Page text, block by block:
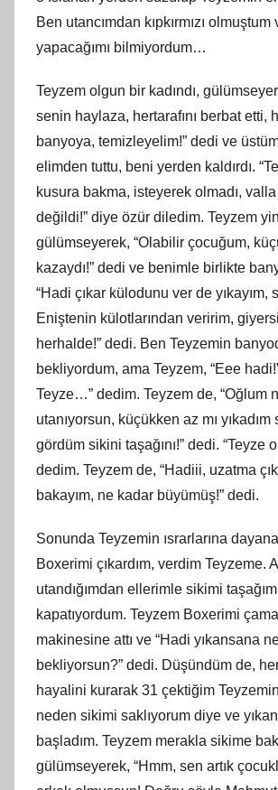
Ben utancımdan kıpkırmızı olmuştum
yapacağımı bilmiyordum…
Teyzem olgun bir kadındı,
senin haylaza, hertarafını berbat etti,
banyoya, temizleyelim!” dedi ve
elimden tuttu, beni yerden kaldırdı.
kusura bakma, isteyerek olmadı,
değildi!” diye özür diledim. Teyzem
gülümseyerek, “Olabilir çocuğum,
kazaydı!” dedi ve benimle birlikte
“Hadi çıkar külodunu ver de yıkayım,
Eniştenin külotlarından veririm,
herhalde!” dedi. Ben Teyzemin
bekliyordum, ama Teyzem, “Eee
Teyze…” dedim. Teyzem de, “Oğlum
utanıyorsun, küçükken az mı yıkadım
gördüm sikini taşağını!” dedi. “Teyze
dedim. Teyzem de, “Hadiii, uzatma
bakayım, ne kadar büyümüş!” dedi.
Sonunda Teyzemin ısrarlarına
Boxerimi çıkardım, verdim Teyzeme.
utandığımdan ellerimle sikimi
kapatıyordum. Teyzem Boxerimi
makinesine attı ve “Hadi yıkansana
bekliyorsun?” dedi. Düşündüm de,
hayalini kurarak 31 çektiğim
neden sikimi saklıyorum diye ve
başladım. Teyzem merakla sikime
gülümseyerek, “Hmm, sen artık